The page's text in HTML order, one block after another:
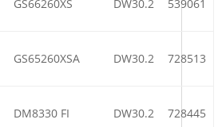
GS66260XS DW30.2 539061
GS65260XSA DW30.2 728513
DM8330 FI DW30.2 728445